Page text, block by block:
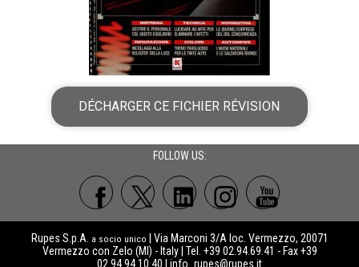
DÉCHARGER CE FICHIER RÉVISION
FOLLOW US:
Rupes S.p.A. a socio unico
| Via Marconi 3/A loc. Vermezzo, 20071
Vermezzo con Zelo (MI) - Italy | Tel. +39 02.94.69.41 - Fax +39
02.94.94.10.40 | info_rupes@rupes.it